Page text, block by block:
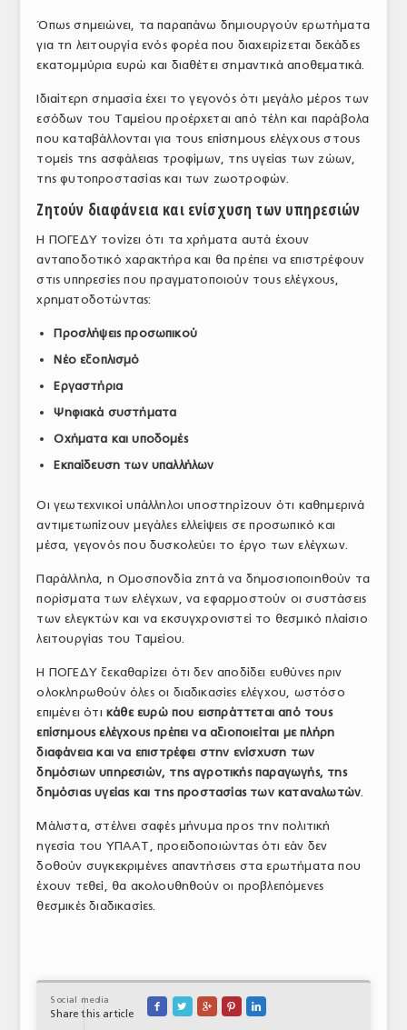
Όπως σημειώνει, τα παραπάνω δημιουργούν ερωτήματα
για τη λειτουργία ενός φορέα που διαχειρίζεται δεκάδες
εκατομμύρια ευρώ και διαθέτει σημαντικά αποθεματικά.
Ιδιαίτερη σημασία έχει το γεγονός ότι μεγάλο μέρος των
εσόδων του Ταμείου προέρχεται από τέλη και παράβολα
που καταβάλλονται για τους επίσημους ελέγχους στους
τομείς της ασφάλειας τροφίμων, της υγείας των ζώων,
της φυτοπροστασίας και των ζωοτροφών.
Ζητούν διαφάνεια και ενίσχυση των υπηρεσιών
Η ΠΟΓΕΔΥ τονίζει ότι τα χρήματα αυτά έχουν
ανταποδοτικό χαρακτήρα και θα πρέπει να επιστρέφουν
στις υπηρεσίες που πραγματοποιούν τους ελέγχους,
χρηματοδοτώντας:
Προσλήψεις προσωπικού
Νέο εξοπλισμό
Εργαστήρια
Ψηφιακά συστήματα
Οχήματα και υποδομές
Εκπαίδευση των υπαλλήλων
Οι γεωτεχνικοί υπάλληλοι υποστηρίζουν ότι καθημερινά
αντιμετωπίζουν μεγάλες ελλείψεις σε προσωπικό και
μέσα, γεγονός που δυσκολεύει το έργο των ελέγχων.
Παράλληλα, η Ομοσπονδία ζητά να δημοσιοποιηθούν τα
πορίσματα των ελέγχων, να εφαρμοστούν οι συστάσεις
των ελεγκτών και να εκσυγχρονιστεί το θεσμικό πλαίσιο
λειτουργίας του Ταμείου.
Η ΠΟΓΕΔΥ ξεκαθαρίζει ότι δεν αποδίδει ευθύνες πριν
ολοκληρωθούν όλες οι διαδικασίες ελέγχου, ωστόσο
επιμένει ότι κάθε ευρώ που εισπράττεται από τους
επίσημους ελέγχους πρέπει να αξιοποιείται με πλήρη
διαφάνεια και να επιστρέφει στην ενίσχυση των
δημόσιων υπηρεσιών, της αγροτικής παραγωγής, της
δημόσιας υγείας και της προστασίας των καταναλωτών.
Μάλιστα, στέλνει σαφές μήνυμα προς την πολιτική
ηγεσία του ΥΠΑΑΤ, προειδοποιώντας ότι εάν δεν
δοθούν συγκεκριμένες απαντήσεις στα ερωτήματα που
έχουν τεθεί, θα ακολουθηθούν οι προβλεπόμενες
θεσμικές διαδικασίες.
Social media
Share this article
    